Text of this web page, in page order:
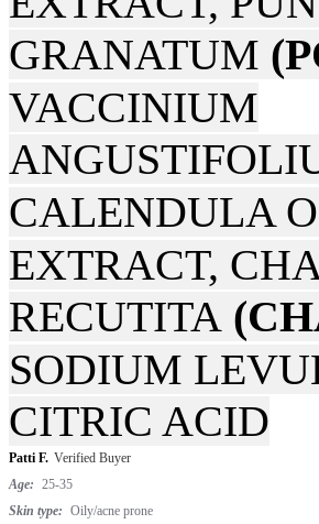
GRANATUM
VACCINIUM
CALENDULA
EXTRACT,
RECUTITA
SODIUM
CITRIC ACID
Patti F. Verified Buyer
Age: 25-35
Skin type: Oily/acne prone